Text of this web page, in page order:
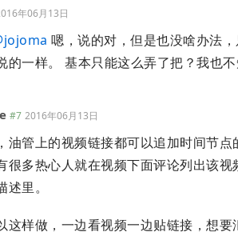
年06月13日
jojoma 嗯，说的对，但是也没啥办法
的一样。 基本只能这么弄了把？我也
#7 2016年06月13日
油管上的视频链接都可以追加时间节
很多热心人就在视频下面评论列出该
述里。
这样做，一边看视频一边贴链接，想